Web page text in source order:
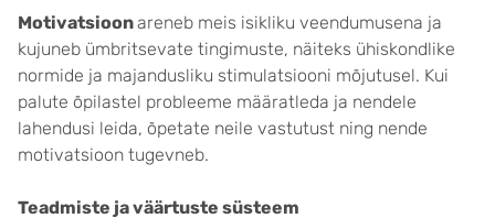
Motivatsioonareneb meis isikliku veendumusena ja
kujuneb ümbritsevate tingimuste, näiteks ühiskondlike
normide ja majandusliku stimulatsiooni mõjutusel. Kui
palute õpilastel probleeme määratleda ja nendele
lahendusi leida, õpetate neile vastutust ning nende
motivatsioon tugevneb.
Teadmiste ja väärtuste süsteem